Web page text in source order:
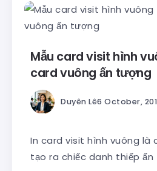
Mẫu card visit hình
card vuông ấn tượng
Duyên Lê6 October,
In card visit hình vuông là
tạo ra chiếc danh thiếp ấn